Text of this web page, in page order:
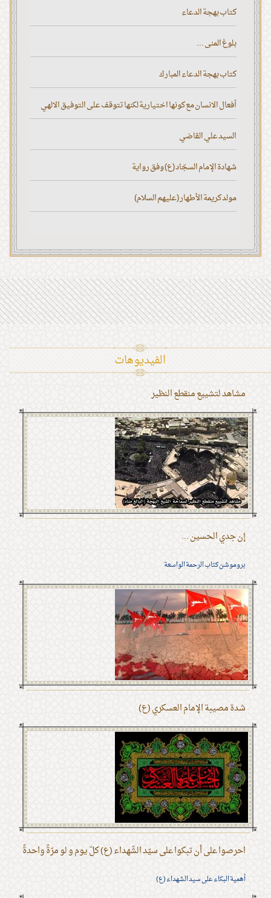
كتاب بهجة الدعاء
بلوغ المنى ...
كتاب بهجة الدعاء المبارك
أفعال الانسان مع كونها اختيارية لكنها تتوقف على التوفيق الالهي
السيد علي القاضي
شهادة الإمام السجّاد (ع) وفق رواية
مولد كريمة الأطهار (عليهم السلام)
الفیدیوهات
مشاهد لتشييع منقطع النظير
إن جدي الحسين ...
بروموشن كتاب الرحمة الواسعة
شدة مصيبة الإمام العسكري (ع)
احرصوا على أن تبكوا على سيّد الشّهداء (ع) كلّ يوم و لو مرّةً واحدةً
أهمية البكاء على سيد الشهداء (ع)